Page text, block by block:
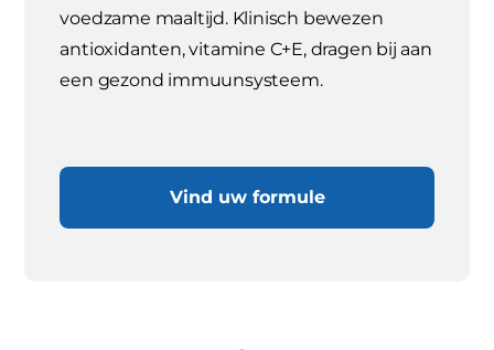
voedzame maaltijd. Klinisch bewezen
antioxidanten, vitamine C+E, dragen bij aan
een gezond immuunsysteem.
Vind uw formule